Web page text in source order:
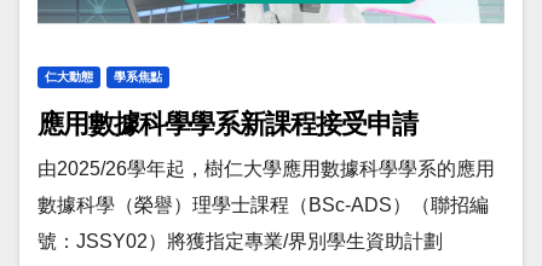
仁大動態 學系焦點
應用數據科學學系新課程接受申請
由2025/26學年起，樹仁大學應用數據科學學系的應用
數據科學（榮譽）理學士課程（BSc-ADS）（聯招編
號：JSSY02）將獲指定專業/界別學生資助計劃